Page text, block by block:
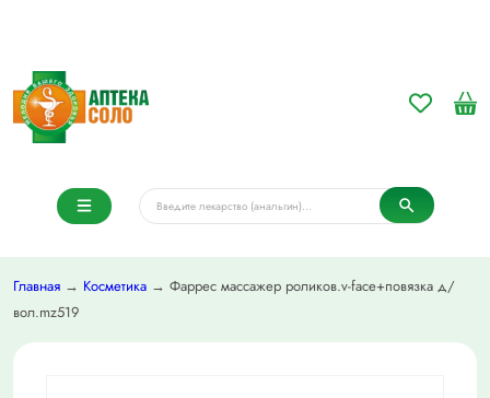
Главная → Косметика → Фаррес массажер роликов.v-face+повязка д/
вол.mz519